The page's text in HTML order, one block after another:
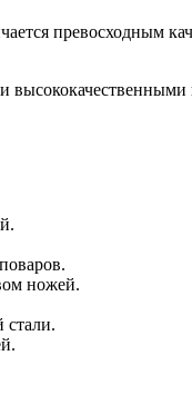
превосходным
ножей.
стали.